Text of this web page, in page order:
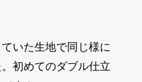
いた生地で同じ様に
初めてのダブル仕立